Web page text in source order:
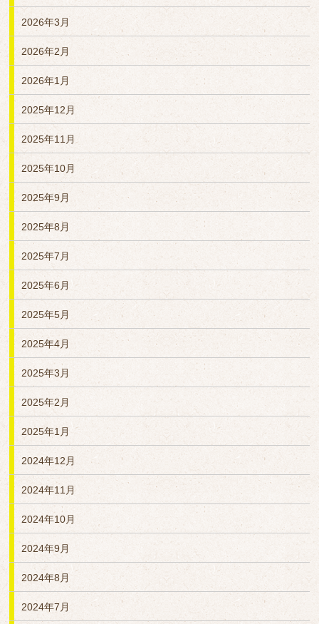
2026年3月
2026年2月
2026年1月
2025年12月
2025年11月
2025年10月
2025年9月
2025年8月
2025年7月
2025年6月
2025年5月
2025年4月
2025年3月
2025年2月
2025年1月
2024年12月
2024年11月
2024年10月
2024年9月
2024年8月
2024年7月